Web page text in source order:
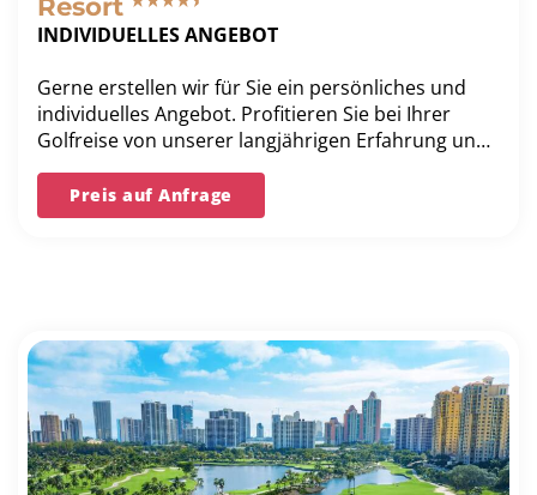
Resort
INDIVIDUELLES ANGEBOT
Gerne erstellen wir für Sie ein persönliches und
individuelles Angebot. Profitieren Sie bei Ihrer
Golfreise von unserer langjährigen Erfahrung und
unserer Bestpreis-Garantie.
Preis auf Anfrage